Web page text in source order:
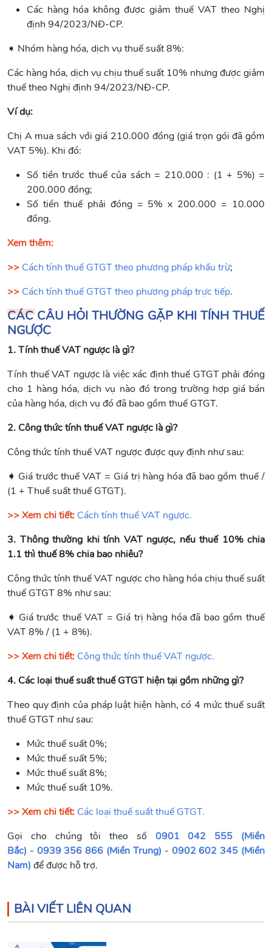
Các hàng hóa không được giảm thuế VAT theo Nghị
định 94/2023/NĐ-CP.
➧ Nhóm hàng hóa, dịch vụ thuế suất 8%:
Các hàng hóa, dịch vụ chịu thuế suất 10% nhưng được giảm
thuế theo Nghị định 94/2023/NĐ-CP.
Ví dụ:
Chị A mua sách với giá 210.000 đồng (giá trọn gói đã gồm
VAT 5%). Khi đó:
Số tiền trước thuế của sách = 210.000 : (1 + 5%) =
200.000 đồng;
Số tiền thuế phải đóng = 5% x 200.000 = 10.000
đồng.
Xem thêm:
>> Cách tính thuế GTGT theo phương pháp khấu trừ;
>> Cách tính thuế GTGT theo phương pháp trực tiếp.
CÁC CÂU HỎI THƯỜNG GẶP KHI TÍNH THUẾ
NGƯỢC
1. Tính thuế VAT ngược là gì?
Tính thuế VAT ngược là việc xác định thuế GTGT phải đóng
cho 1 hàng hóa, dịch vụ nào đó trong trường hợp giá bán
của hàng hóa, dịch vụ đó đã bao gồm thuế GTGT.
2. Công thức tính thuế VAT ngược là gì?
Công thức tính thuế VAT ngược được quy định như sau:
➧ Giá trước thuế VAT = Giá trị hàng hóa đã bao gồm thuế /
(1 + Thuế suất thuế GTGT).
>> Xem chi tiết: Cách tính thuế VAT ngược.
3. Thông thường khi tính VAT ngược, nếu thuế 10% chia
1.1 thì thuế 8% chia bao nhiêu?
Công thức tính thuế VAT ngược cho hàng hóa chịu thuế suất
thuế GTGT 8% như sau:
➧ Giá trước thuế VAT = Giá trị hàng hóa đã bao gồm thuế
VAT 8% / (1 + 8%).
>> Xem chi tiết: Công thức tính thuế VAT ngược.
4. Các loại thuế suất thuế GTGT hiện tại gồm những gì?
Theo quy định của pháp luật hiện hành, có 4 mức thuế suất
thuế GTGT như sau:
Mức thuế suất 0%;
Mức thuế suất 5%;
Mức thuế suất 8%;
Mức thuế suất 10%.
>> Xemchi tiết: Các loại thuế suất thuế GTGT.
Gọi cho chúng tôi theo số 0901 042 555 (Miền
Bắc) - 0939 356 866 (Miền Trung) - 0902 602 345 (Miền
Nam) để được hỗ trợ.
BÀI VIẾT LIÊN QUAN